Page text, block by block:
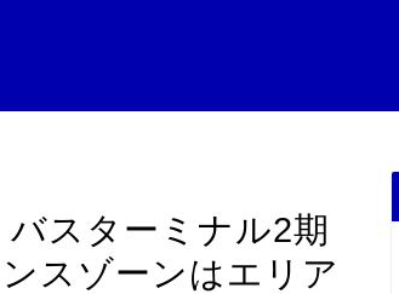
スターミナル2期
スゾーンはエリア